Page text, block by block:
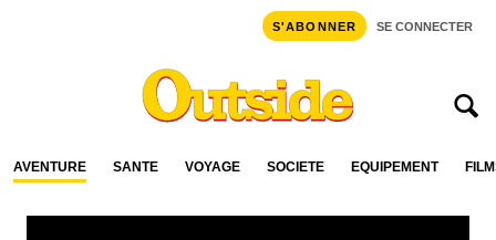
S'ABONNER SE CONNECTER
AVENTURE SANTÉ VOYAGE SOCIÉTÉ ÉQUIPEMENT